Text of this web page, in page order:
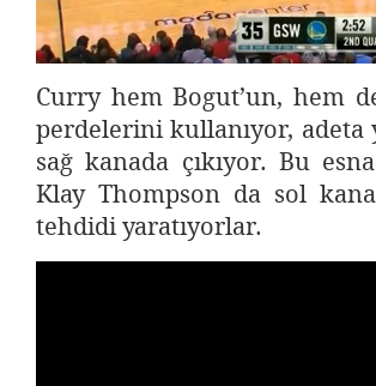
Curry hem Bogut’un, hem
perdelerini kullanıyor, adeta
sağ kanada çıkıyor. Bu
Klay Thompson da sol
tehdidi yaratıyorlar.